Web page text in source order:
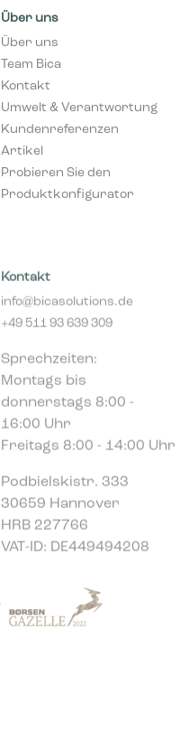
Über uns
Über uns
Team Bica
Kontakt
Umwelt & Verantwortung
Kundenreferenzen
Artikel
Probieren Sie den
Produktkonfigurator
info@bicasolutions.de
+49 511 93 639 309
Montags bis
donnerstags 8:00 -
16:00 Uhr
Freitags 8:00 - 14:00 Uhr
30659 Hannover
HRB 227766
VAT-ID: DE449494208